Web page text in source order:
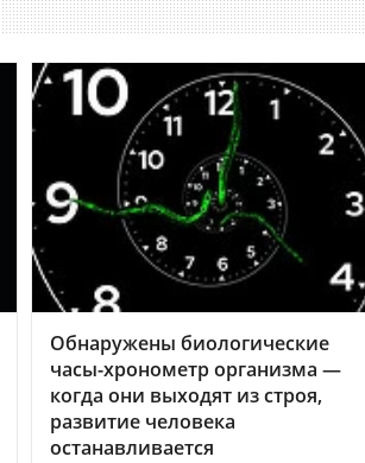
Обнаружены биологические
часы-хронометр организма —
когда они выходят из строя,
развитие человека
останавливается